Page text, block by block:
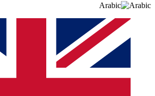
Arabic